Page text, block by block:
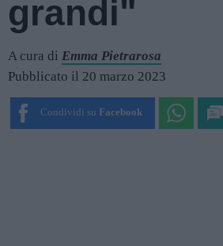
grandi"
A cura di Emma Pietrarosa
Pubblicato il 20 marzo 2023
Condividi su Facebook